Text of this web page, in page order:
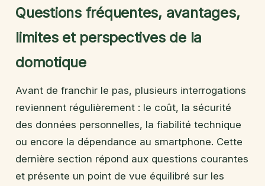
Questions fréquentes, avantages,
limites et perspectives de la
domotique
Avant de franchir le pas, plusieurs interrogations
reviennent régulièrement : le coût, la sécurité
des données personnelles, la fiabilité technique
ou encore la dépendance au smartphone. Cette
dernière section répond aux questions courantes
et présente un point de vue équilibré sur les